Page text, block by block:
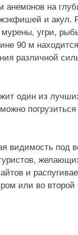
на
и акул.
угри,
90 м
различной
один из
видимость под
и
или во второй